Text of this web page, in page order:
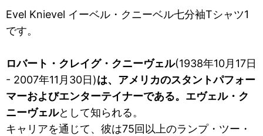
Evel Knievel イーベル・クニーベル七分袖Tシャツ1
です。
ロバート・クレイグ・クニーヴェル(1938年10月17日
- 2007年11月30日)は、アメリカのスタントパフォー
マーおよびエンターテイナーである。エヴェル・ク
ニーヴェルとして知られる。
キャリアを通じて、彼は75回以上のランプ・ツー・